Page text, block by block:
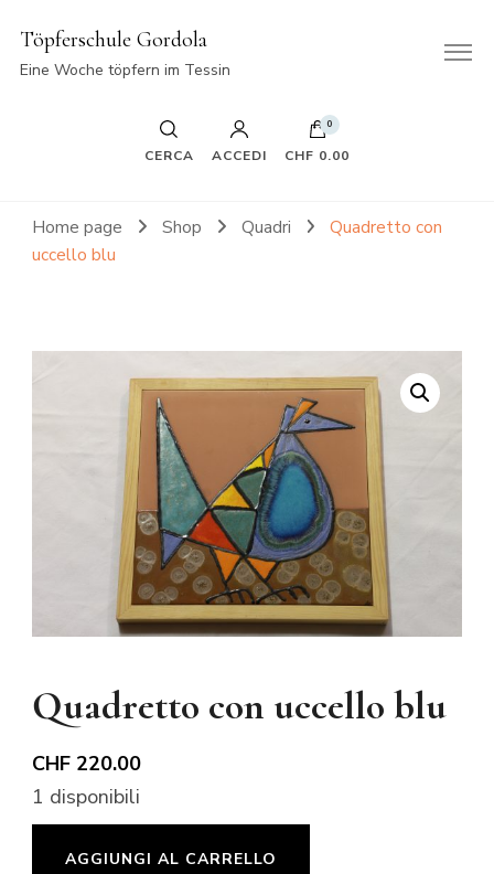
Töpferschule Gordola
Eine Woche töpfern im Tessin
CERCA ACCEDI
0
CHF 0.00
Home page Shop Quadri
Quadretto con
uccello blu
Quadretto con uccello blu
CHF 220.00
1 disponibili
AGGIUNGI AL CARRELLO